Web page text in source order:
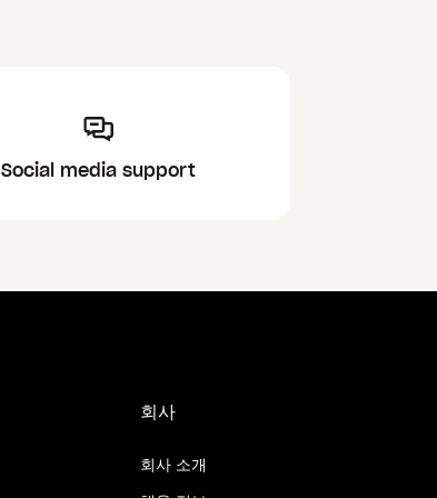
Social media support
회사
회사 소개